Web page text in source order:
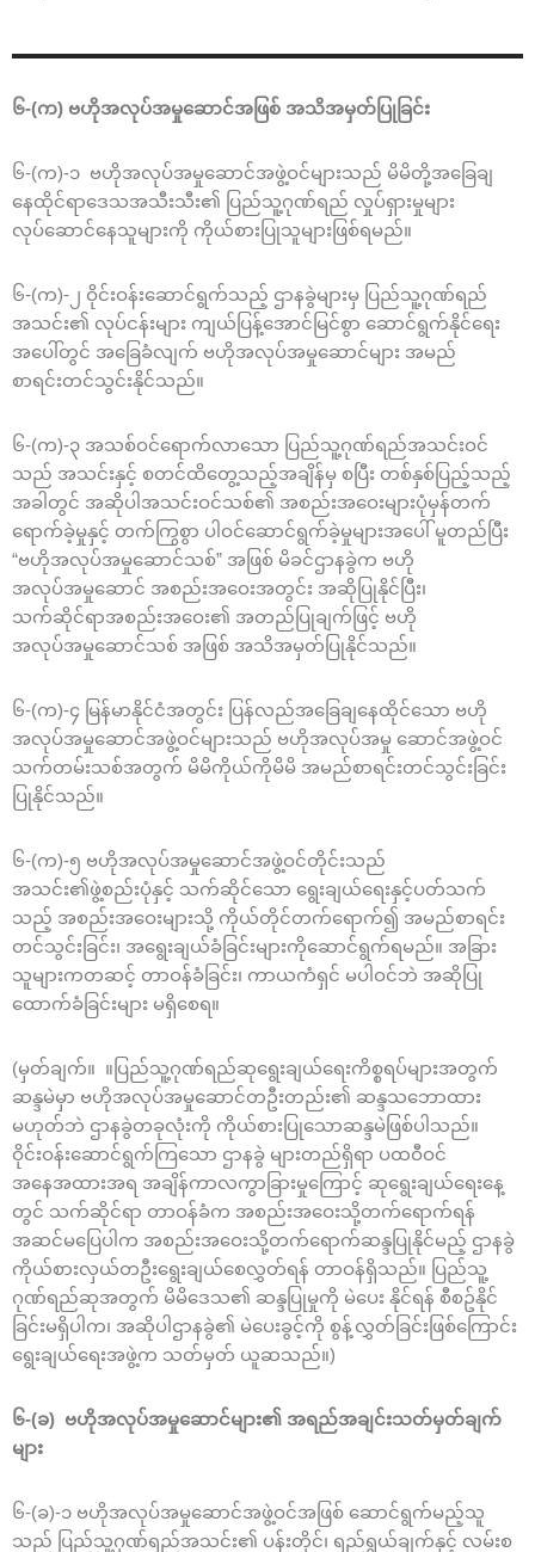
၆-(က) ဗဟိုအလုပ်အမှုဆောင်အဖြစ် အသိအမှတ်ပြုခြင်း
၆-(က)-၁ ဗဟိုအလုပ်အမှုဆောင်အဖွဲ့ဝင်များသည် မိမိတို့အခြေချ
နေထိုင်ရာဒေသအသီးသီး၏ ပြည်သူ့ဂုဏ်ရည် လှုပ်ရှားမှုများ
လုပ်ဆောင်နေသူများကို ကိုယ်စားပြုသူများဖြစ်ရမည်။
၆-(က)-၂ ဝိုင်းဝန်းဆောင်ရွက်သည့် ဌာနခွဲများမှ ပြည်သူ့ဂုဏ်ရည်
အသင်း၏ လုပ်ငန်းများ ကျယ်ပြန့်အောင်မြင်စွာ ဆောင်ရွက်နိုင်ရေး
အပေါ်တွင် အခြေခံလျက် ဗဟိုအလုပ်အမှုဆောင်များ အမည်
စာရင်းတင်သွင်းနိုင်သည်။
၆-(က)-၃ အသစ်ဝင်ရောက်လာသော ပြည်သူ့ဂုဏ်ရည်အသင်းဝင်
သည် အသင်းနှင့် စတင်ထိတွေ့သည့်အချိန်မှ စပြီး တစ်နှစ်ပြည့်သည့်
အခါတွင် အဆိုပါအသင်းဝင်သစ်၏ အစည်းအဝေးများပုံမှန်တက်
ရောက်ခဲ့မှုနှင့် တက်ကြွစွာ ပါဝင်ဆောင်ရွက်ခဲ့မှုများအပေါ် မူတည်ပြီး
“ဗဟိုအလုပ်အမှုဆောင်သစ်” အဖြစ် မိခင်ဌာနခွဲက ဗဟို
အလုပ်အမှုဆောင် အစည်းအဝေးအတွင်း အဆိုပြုနိုင်ပြီး၊
သက်ဆိုင်ရာအစည်းအဝေး၏ အတည်ပြုချက်ဖြင့် ဗဟို
အလုပ်အမှုဆောင်သစ် အဖြစ် အသိအမှတ်ပြုနိုင်သည်။
၆-(က)-၄ မြန်မာနိုင်ငံအတွင်း ပြန်လည်အခြေချနေထိုင်သော ဗဟို
အလုပ်အမှုဆောင်အဖွဲ့ဝင်များသည် ဗဟိုအလုပ်အမှု ဆောင်အဖွဲ့ဝင်
သက်တမ်းသစ်အတွက် မိမိကိုယ်ကိုမိမိ အမည်စာရင်းတင်သွင်းခြင်း
ပြုနိုင်သည်။
၆-(က)-၅ ဗဟိုအလုပ်အမှုဆောင်အဖွဲ့ဝင်တိုင်းသည်
အသင်း၏ဖွဲ့စည်းပုံနှင့် သက်ဆိုင်သော ရွေးချယ်ရေးနှင့်ပတ်သက်
သည့် အစည်းအဝေးများသို့ ကိုယ်တိုင်တက်ရောက်၍ အမည်စာရင်း
တင်သွင်းခြင်း၊ အရွေးချယ်ခံခြင်းများကိုဆောင်ရွက်ရမည်။ အခြား
သူများကတဆင့် တာဝန်ခံခြင်း၊ ကာယကံရှင် မပါဝင်ဘဲ အဆိုပြု
ထောက်ခံခြင်းများ မရှိစေရ။
(မှတ်ချက်။ ။ပြည်သူ့ဂုဏ်ရည်ဆုရွေးချယ်ရေးကိစ္စရပ်များအတွက်
ဆန္ဒမဲမှာ ဗဟိုအလုပ်အမှုဆောင်တဦးတည်း၏ ဆန္ဒသဘောထား
မဟုတ်ဘဲ ဌာနခွဲတခုလုံးကို ကိုယ်စားပြုသောဆန္ဒမဲဖြစ်ပါသည်။
ဝိုင်းဝန်းဆောင်ရွက်ကြသော ဌာနခွဲ များတည်ရှိရာ ပထဝီဝင်
အနေအထားအရ အချိန်ကာလကွာခြားမှုကြောင့် ဆုရွေးချယ်ရေးနေ့
တွင် သက်ဆိုင်ရာ တာဝန်ခံက အစည်းအဝေးသို့တက်ရောက်ရန်
အဆင်မပြေပါက အစည်းအဝေးသို့တက်ရောက်ဆန္ဒပြုနိုင်မည့် ဌာနခွဲ
ကိုယ်စားလှယ်တဦးရွေးချယ်စေလွှတ်ရန် တာဝန်ရှိသည်။ ပြည်သူ့
ဂုဏ်ရည်ဆုအတွက် မိမိဒေသ၏ ဆန္ဒပြုမှုကို မဲပေး နိုင်ရန် စီစဥ်နိုင်
ခြင်းမရှိပါက၊ အဆိုပါဌာနခွဲ၏ မဲပေးခွင့်ကို စွန့်လွှတ်ခြင်းဖြစ်ကြောင်း
ရွေးချယ်ရေးအဖွဲ့က သတ်မှတ် ယူဆသည်။)
၆-(ခ) ဗဟိုအလုပ်အမှုဆောင်များ၏ အရည်အချင်းသတ်မှတ်ချက်
များ
၆-(ခ)-၁ ဗဟိုအလုပ်အမှုဆောင်အဖွဲ့ဝင်အဖြစ် ဆောင်ရွက်မည့်သူ
သည် ပြည်သူ့ဂုဏ်ရည်အသင်း၏ ပန်းတိုင်၊ ရည်ရွယ်ချက်နှင့် လမ်းစ